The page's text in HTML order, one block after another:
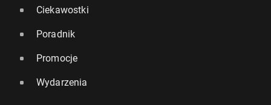
Ciekawostki
Poradnik
Promocje
Wydarzenia